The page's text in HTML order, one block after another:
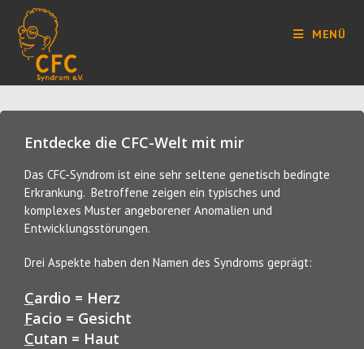
MENÜ
Entdecke die CFC-Welt mit mir
Das CFC-Syndrom ist eine sehr seltene genetisch bedingte
Erkrankung. Betroffene zeigen ein typisches und
komplexes Muster angeborener Anomalien und
Entwicklungsstörungen.
Drei Aspekte haben den Namen des Syndroms geprägt:
Cardio = Herz
Facio = Gesicht
Cutan = Haut